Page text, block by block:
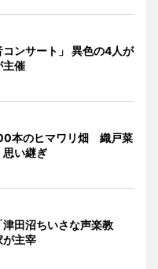
ンサート」 異色の4人が
主催
本のヒマワリ畑 織戸菜
思い継ぎ
田沼ちいさな声楽教
主宰